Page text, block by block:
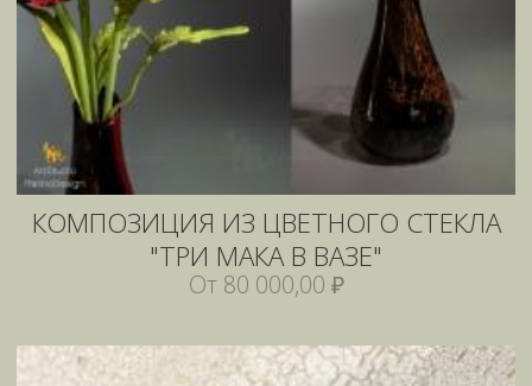
КОМПОЗИЦИЯ ИЗ ЦВЕТНОГО СТЕКЛА
"ТРИ МАКА В ВАЗЕ"
От 80 000,00 ₽